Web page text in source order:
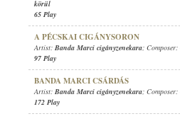
körül
65 Play
A PÉCSKAI CIGÁNYSORON
Artist: Banda Marci cigányzenekara; Composer:
97 Play
BANDA MARCI CSÁRDÁS
Artist: Banda Marci cigányzenekara; Composer:
172 Play